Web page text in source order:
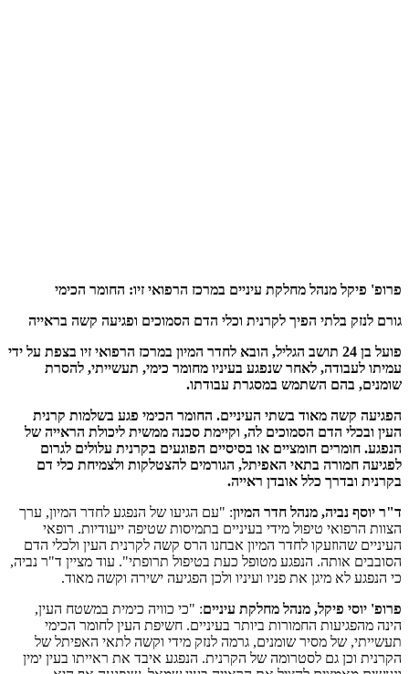
פרופ' פיקל מנהל מחלקת עיניים במרכז הרפואי זיו: החומר הכימי
גורם לנזק בלתי הפיך לקרנית וכלי הדם הסמוכים ופגיעה קשה בראייה
פועל בן 24 תושב הגליל, הובא לחדר המיון במרכז הרפואי זיו בצפת על ידי
עמיתו לעבודה, לאחר שנפגע בעיניו מחומר כימי, תעשייתי, להסרת
שומנים, בהם השתמש במסגרת עבודתו.
הפגיעה קשה מאוד בשתי העיניים. החומר הכימי פגע בשלמות קרנית
העין ובכלי הדם הסמוכים לה, וקיימת סכנה ממשית ליכולת הראייה של
הנפגע. חומרים חומציים או בסיסיים הפוגעים בקרנית עלולים לגרום
לפגיעה חמורה בתאי האפיתל, הגורמים להצטלקות ולצמיחת כלי דם
בקרנית ובדרך כלל אובדן ראייה.
ד"ר יוסף נביה, מנהל חדר המיון: "עם הגיעו של הנפגע לחדר המיון, ערך
הצוות הרפואי טיפול מידי בעיניים בתמיסות שטיפה ייעודיות. רופאי
העיניים שהוזעקו לחדר המיון אבחנו הרס קשה לקרנית העין ולכלי הדם
הסובבים אותה. הנפגע מטופל כעת בטיפול תרופתי". עוד מציין ד"ר נביה,
כי הנפגע לא מיגן את פניו ועיניו ולכן הפגיעה ישירה וקשה מאוד.
פרופ' יוסי פיקל, מנהל מחלקת עיניים: "כי כוויה כימית במשטח העין,
הינה מהפגיעות החמורות ביותר בעיניים. חשיפת העין לחומר הכימי
תעשייתי, של מסיר שומנים, גרמה לנזק מידי וקשה לתאי האפיתל של
הקרנית וכן גם לסטרומה של הקרנית. הנפגע איבד את ראייתו בעין ימין